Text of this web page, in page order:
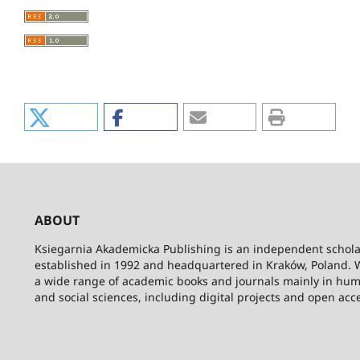
ABOUT
Ksiegarnia Akademicka Publishing is an independent
established in 1992 and headquartered in Kraków, Poland.
a wide range of academic books and journals mainly in
and social sciences, including digital projects and open